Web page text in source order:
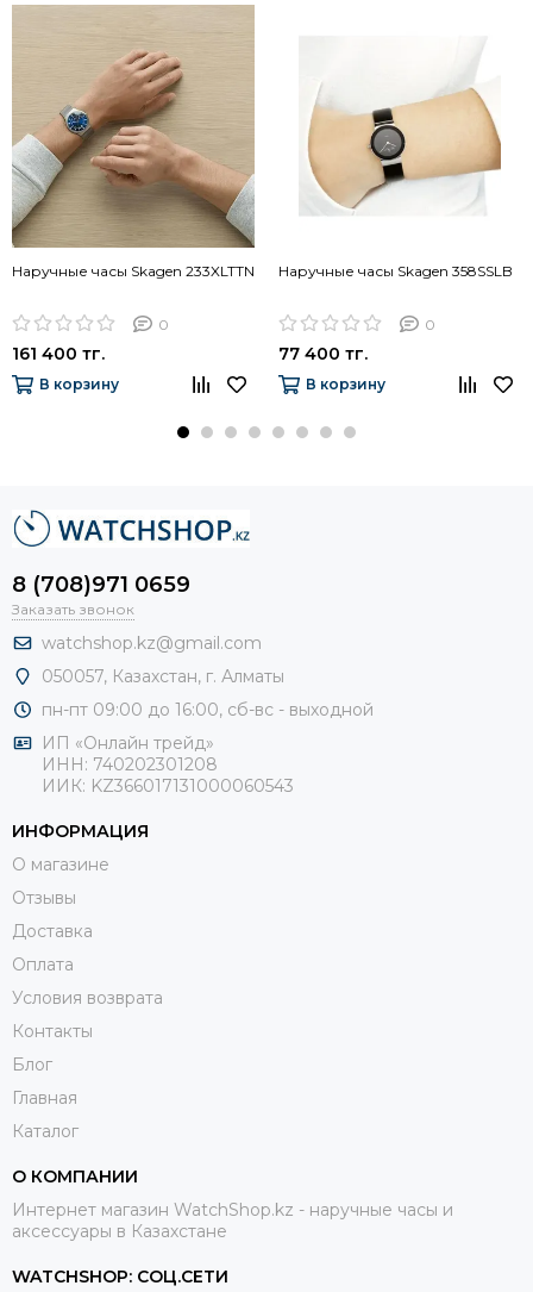
Наручные часы Skagen 233XLTTN
0
161 400 тг.
В корзину
Наручные часы Skagen 358SSLB
0
77 400 тг.
В корзину
8 (708)971 0659
Заказать звонок
watchshop.kz@gmail.com
050057, Казахстан, г. Алматы
пн-пт 09:00 до 16:00, сб-вс - выходной
ИП «Онлайн трейд»
ИНН: 740202301208
ИИК: KZ366017131000060543
ИНФОРМАЦИЯ
О магазине
Отзывы
Доставка
Оплата
Условия возврата
Контакты
Блог
Главная
Каталог
О КОМПАНИИ
Интернет магазин WatchShop.kz - наручные часы и
аксессуары в Казахстане
WATCHSHOP: СОЦ.СЕТИ